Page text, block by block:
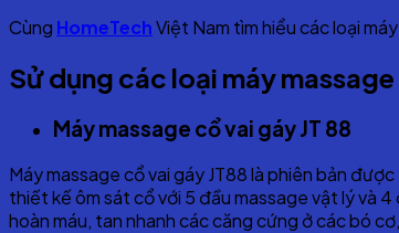
Cùng HomeTechViệt Nam tìm hiểu các loại
Sử dụng các loại máy
Máy massage cổ vai gáy JT 88
Máy massage cổ vai gáy JT88 là phiên bản
thiết kế ôm sát cổ với 5 đầu massage vật lý và
hoàn máu, tan nhanh các căng cứng ở các bó